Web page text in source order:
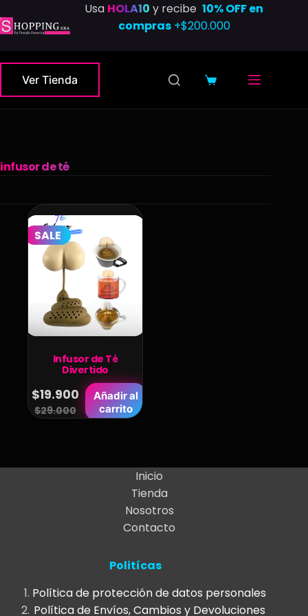
al
Usa HOLA10 y recibe10% OFF en
compras+$200.000
Ver Tienda
Carro
infusor de té
SALE
Infusor de Té
Divertido
$29.000
Original
$29.000.
$19.900
Current
$19.900.
Añadir al
carrito
Inicio
Tienda
Nosotros
Contacto
Politícas
Política de protección de datos personales
Política de Envíos, Cambios y Devoluciones